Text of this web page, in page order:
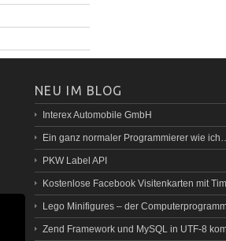
NEU IM BLOG
Interex Automobile GmbH
Ein ganz normaler Programmierer wie
PKW Label API
Kostenlose Facebook Visitenkarten mit
Lego Minifigures – der
Zend Framework und MySQL in UTF-8